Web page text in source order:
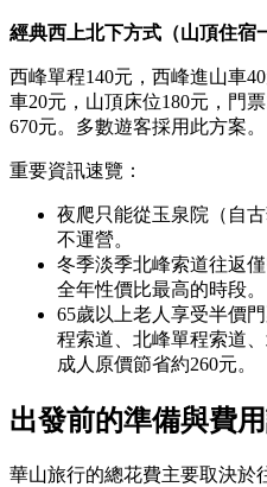
經典西上北下方式（山頂住宿
西峰單程140元，西峰進山車
車20元，山頂床位180元，門
670元。多數遊客採用此方案。
重要資訊速覽：
夜爬只能從玉泉院（自
不運營。
冬季淡季北峰索道往返
全年性價比最高的時段。
65歲以上老人享受半價
程索道、北峰單程索道
成人原價節省約260元。
出發前的準備與費
華山旅行的總花費主要取決於